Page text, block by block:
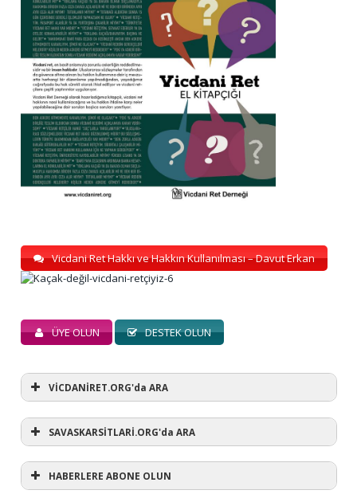
Vicdani Ret Hakkı ve Hakkın Kullanılması – Davut Erkan
ÜYE OLUN DESTEK OLUN
VİCDANİRET.ORG'da ARA
SAVASKARSİTLARİ.ORG'da ARA
HABERLERE ABONE OLUN